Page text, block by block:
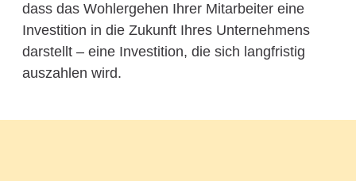
dass das Wohlergehen Ihrer Mitarbeiter eine
Investition in die Zukunft Ihres Unternehmens
darstellt – eine Investition, die sich langfristig
auszahlen wird.